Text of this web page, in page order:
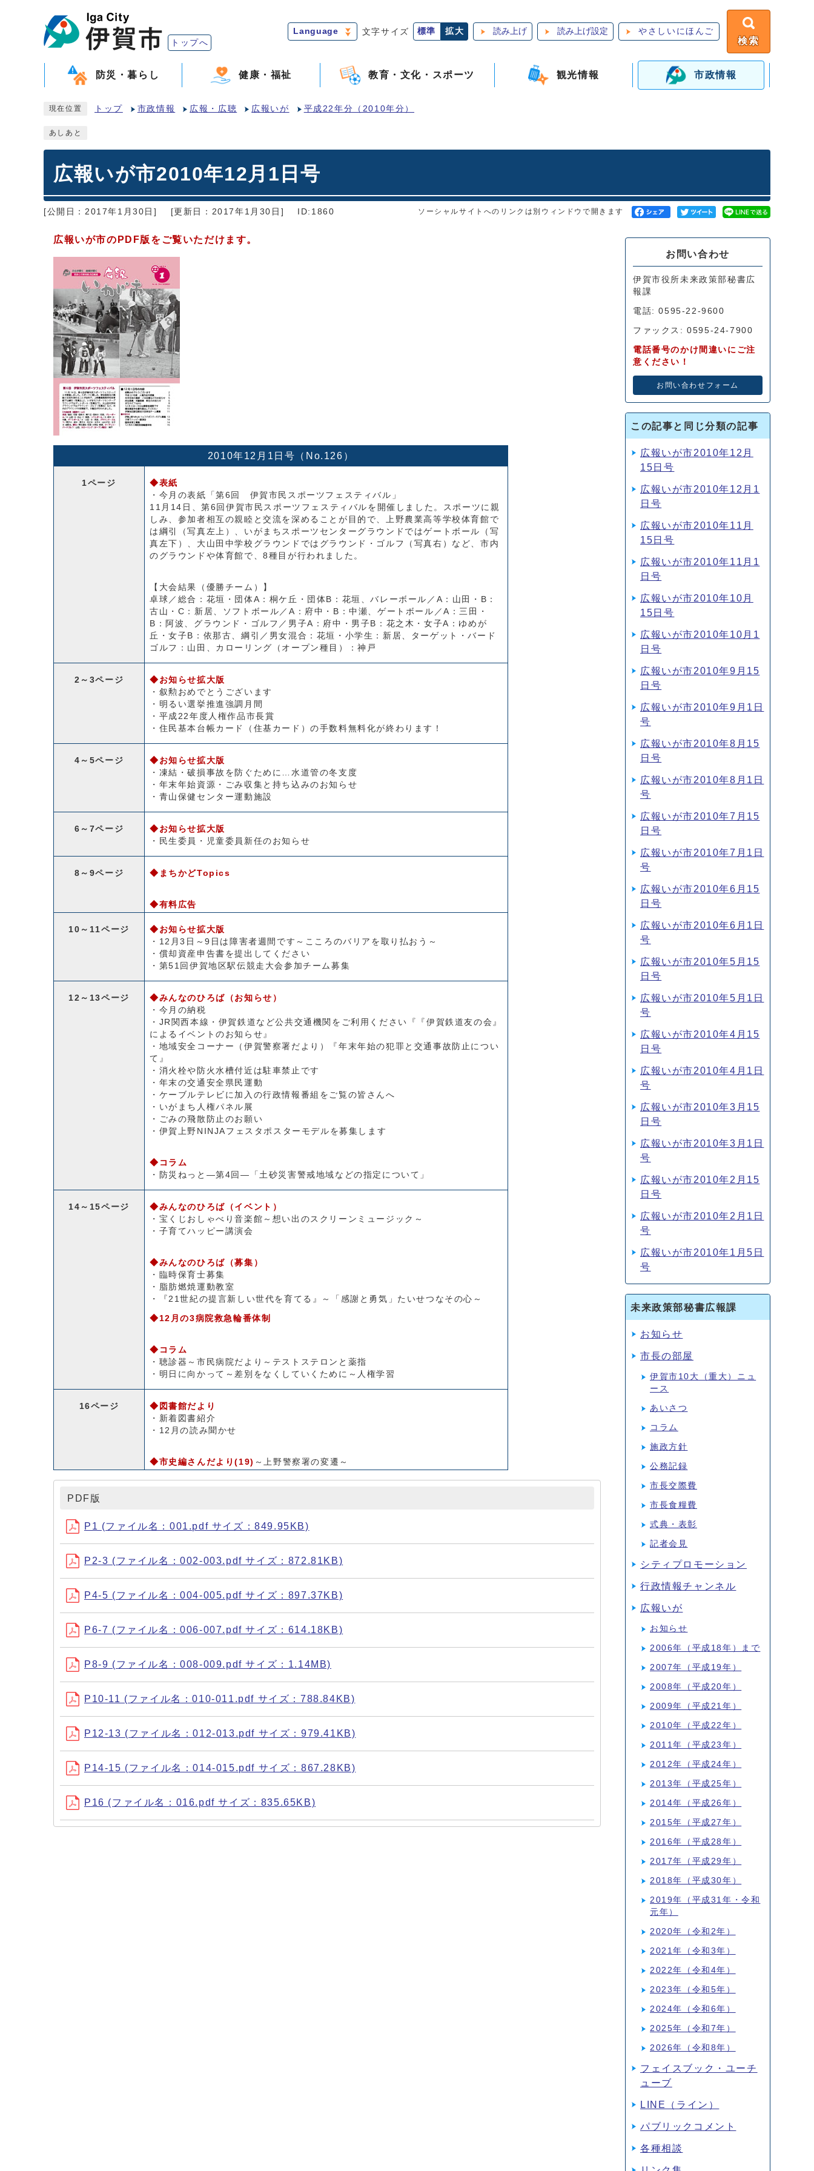
トップへ
Language 文字サイズ 標準 拡大 読み上げ 読み上げ設定 やさしいにほんご
検索
防災・暮らし 健康・福祉 教育・文化・スポーツ 観光情報 市政情報
現在位置 トップ 市政情報 広報・広聴 広報いが 平成22年分（2010年分）
あしあと
広報いが市2010年12月1日号
[公開日：2017年1月30日] [更新日：2017年1月30日] ID:1860 ソーシャルサイトへのリンクは別ウィンドウで開きます
広報いが市のPDF版をご覧いただけます。
2010年12月1日号（No.126）
1ページ
◆表紙
・今月の表紙「第6回 伊賀市民スポーツフェスティバル」
11月14日、第6回伊賀市民スポーツフェスティバルを開催しました。スポーツに親
しみ、参加者相互の親睦と交流を深めることが目的で、上野農業高等学校体育館で
は綱引（写真左上）、いがまちスポーツセンターグラウンドではゲートボール（写
真左下）、大山田中学校グラウンドではグラウンド・ゴルフ（写真右）など、市内
のグラウンドや体育館で、8種目が行われました。
【大会結果（優勝チーム）】
卓球／総合：花垣・団体A：桐ケ丘・団体B：花垣、バレーボール／A：山田・B：
古山・C：新居、ソフトボール／A：府中・B：中瀬、ゲートボール／A：三田・
B：阿波、グラウンド・ゴルフ／男子A：府中・男子B：花之木・女子A：ゆめが
丘・女子B：依那古、綱引／男女混合：花垣・小学生：新居、ターゲット・バード
ゴルフ：山田、カローリング（オープン種目）：神戸
2～3ページ
◆お知らせ拡大版
・叙勲おめでとうございます
・明るい選挙推進強調月間
・平成22年度人権作品市長賞
・住民基本台帳カード（住基カード）の手数料無料化が終わります！
4～5ページ
◆お知らせ拡大版
・凍結・破損事故を防ぐために…水道管の冬支度
・年末年始資源・ごみ収集と持ち込みのお知らせ
・青山保健センター運動施設
6～7ページ
◆お知らせ拡大版
・民生委員・児童委員新任のお知らせ
8～9ページ ◆まちかどTopics
◆有料広告
10～11ページ
◆お知らせ拡大版
・12月3日～9日は障害者週間です～こころのバリアを取り払おう～
・償却資産申告書を提出してください
・第51回伊賀地区駅伝競走大会参加チーム募集
12～13ページ
◆みんなのひろば（お知らせ）
・今月の納税
・JR関西本線・伊賀鉄道など公共交通機関をご利用ください『『伊賀鉄道友の会』
によるイベントのお知らせ』
・地域安全コーナー（伊賀警察署だより）『年末年始の犯罪と交通事故防止につい
て』
・消火栓や防火水槽付近は駐車禁止です
・年末の交通安全県民運動
・ケーブルテレビに加入の行政情報番組をご覧の皆さんへ
・いがまち人権パネル展
・ごみの飛散防止のお願い
・伊賀上野NINJAフェスタポスターモデルを募集します
◆コラム
・防災ねっと―第4回―「土砂災害警戒地域などの指定について」
14～15ページ
◆みんなのひろば（イベント）
・宝くじおしゃべり音楽館～想い出のスクリーンミュージック～
・子育てハッピー講演会
◆みんなのひろば（募集）
・臨時保育士募集
・脂肪燃焼運動教室
・『21世紀の提言新しい世代を育てる』～「感謝と勇気」たいせつなその心～
◆12月の3病院救急輪番体制
◆コラム
・聴診器～市民病院だより～テストステロンと薬指
・明日に向かって～差別をなくしていくために～人権学習
16ページ
◆図書館だより
・新着図書紹介
・12月の読み聞かせ
◆市史編さんだより(19) ～上野警察署の変遷～
PDF版
P1 (ファイル名：001.pdf サイズ：849.95KB)
P2-3 (ファイル名：002-003.pdf サイズ：872.81KB)
P4-5 (ファイル名：004-005.pdf サイズ：897.37KB)
P6-7 (ファイル名：006-007.pdf サイズ：614.18KB)
P8-9 (ファイル名：008-009.pdf サイズ：1.14MB)
P10-11 (ファイル名：010-011.pdf サイズ：788.84KB)
P12-13 (ファイル名：012-013.pdf サイズ：979.41KB)
P14-15 (ファイル名：014-015.pdf サイズ：867.28KB)
P16 (ファイル名：016.pdf サイズ：835.65KB)
お問い合わせ
伊賀市役所未来政策部秘書広
報課
電話: 0595-22-9600
ファックス: 0595-24-7900
電話番号のかけ間違いにご注
意ください！
お問い合わせフォーム
この記事と同じ分類の記事
広報いが市2010年12月
15日号
広報いが市2010年12月1
日号
広報いが市2010年11月
15日号
広報いが市2010年11月1
日号
広報いが市2010年10月
15日号
広報いが市2010年10月1
日号
広報いが市2010年9月15
日号
広報いが市2010年9月1日
号
広報いが市2010年8月15
日号
広報いが市2010年8月1日
号
広報いが市2010年7月15
日号
広報いが市2010年7月1日
号
広報いが市2010年6月15
日号
広報いが市2010年6月1日
号
広報いが市2010年5月15
日号
広報いが市2010年5月1日
号
広報いが市2010年4月15
日号
広報いが市2010年4月1日
号
広報いが市2010年3月15
日号
広報いが市2010年3月1日
号
広報いが市2010年2月15
日号
広報いが市2010年2月1日
号
広報いが市2010年1月5日
号
未来政策部秘書広報課
お知らせ
市長の部屋
伊賀市10大（重大）ニュ
ース
あいさつ
コラム
施政方針
公務記録
市長交際費
市長食糧費
式典・表彰
記者会見
シティプロモーション
行政情報チャンネル
広報いが
お知らせ
2006年（平成18年）まで
2007年（平成19年）
2008年（平成20年）
2009年（平成21年）
2010年（平成22年）
2011年（平成23年）
2012年（平成24年）
2013年（平成25年）
2014年（平成26年）
2015年（平成27年）
2016年（平成28年）
2017年（平成29年）
2018年（平成30年）
2019年（平成31年・令和
元年）
2020年（令和2年）
2021年（令和3年）
2022年（令和4年）
2023年（令和5年）
2024年（令和6年）
2025年（令和7年）
2026年（令和8年）
フェイスブック・ユーチ
ューブ
LINE（ライン）
パブリックコメント
各種相談